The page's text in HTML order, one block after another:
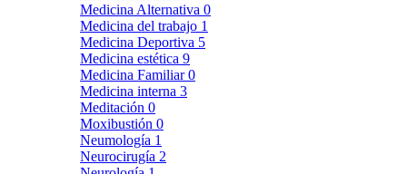
Medicina Alternativa 0
Medicina del trabajo 1
Medicina Deportiva 5
Medicina estética 9
Medicina Familiar0
Medicina interna 3
Meditación 0
Moxibustión 0
Neumología 1
Neurocirugía 2